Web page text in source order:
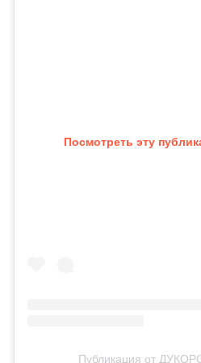
Посмотреть эту
Публикация от